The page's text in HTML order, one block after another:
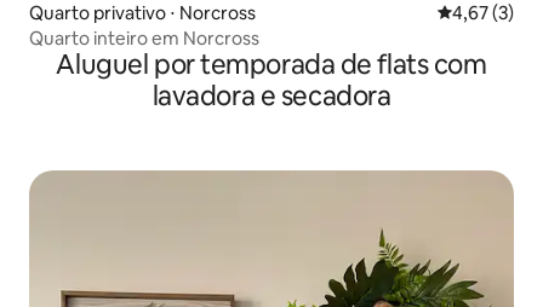
Quarto privativo ⋅ Norcross 4,67 de
4,67 (3)
Quarto inteiro em Norcross
Aluguel por temporada de flats com
lavadora e secadora